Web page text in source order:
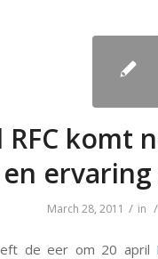
RFC komt
March 28, 2011 / in /
de eer om 20 april